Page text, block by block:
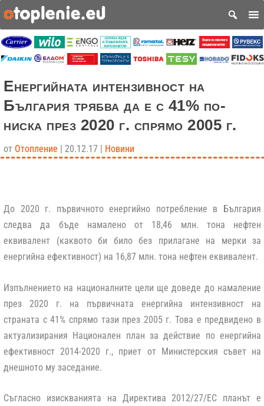
Енергийната интензивност на
България трябва да е с 41% по-
ниска през 2020 г. спрямо 2005 г.
от Отопление | 20.12.17 | Новини
До 2020 г. първичното енергийно потребление в България
следва да бъде намалено от 18,46 млн. тона нефтен
еквивалент (каквото би било без прилагане на мерки за
енергийна ефективност) на 16,87 млн. тона нефтен еквивалент.
Изпълнението на националните цели ще доведе до намаление
през 2020 г. на първичната енергийна интензивност на
страната с 41% спрямо тази през 2005 г. Това е предвидено в
актуализирания Национален план за действие по енергийна
ефективност 2014-2020 г., приет от Министерския съвет на
днешното му заседание.
Съгласно изискванията на Директива 2012/27/ЕС планът е